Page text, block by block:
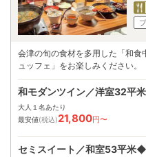
会津の旬の食材を多用した「和食
ュッフェ」をお楽しみください。
和モダンツイン／洋室32平
大人１名あたり
最安値(税込)21,800円〜
セミスイート／和室53平米